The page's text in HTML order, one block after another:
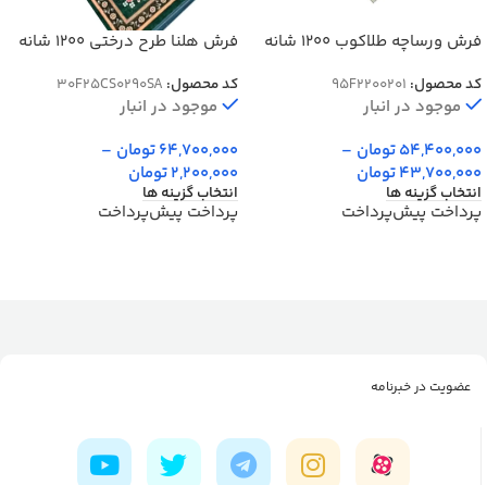
فرش ورساچه طلاکوب 1200 شانه
کد محصول: 95F2200201
موجود در انبار
54,400,000تومان –
43,700,000تومان
انتخاب گزینه ها
پرداخت پیش‌پرداخت
فرش هلنا طرح درختی 1200 شانه
25CS0290
کد محصول: 30F25CS0290SA
موجود در انبار
64,700,000تومان –
2,200,000تومان
انتخاب گزینه ها
پرداخت پیش‌پرداخت
عضویت در خبرنامه